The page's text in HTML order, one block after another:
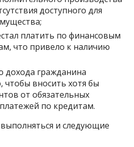
доступного для
платить по финансовым
что привело к наличию
дохода гражданина
чтобы вносить хотя бы
от обязательных
по кредитам.
и следующие